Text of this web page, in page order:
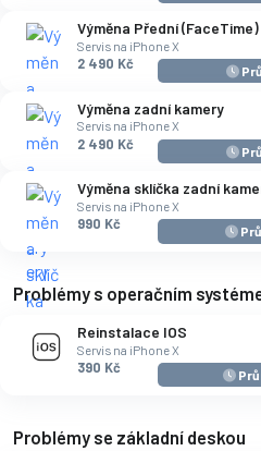
Výměna Přední
Servis na iPhone X
2 490 Kč
Výměna zadní kamery
Servis na iPhone X
2 490 Kč
Výměna sklíčka zadní
Servis na iPhone X
990 Kč
Problémy s operačním
Reinstalace IOS
Servis na iPhone X
390 Kč
Problémy se základní deskou